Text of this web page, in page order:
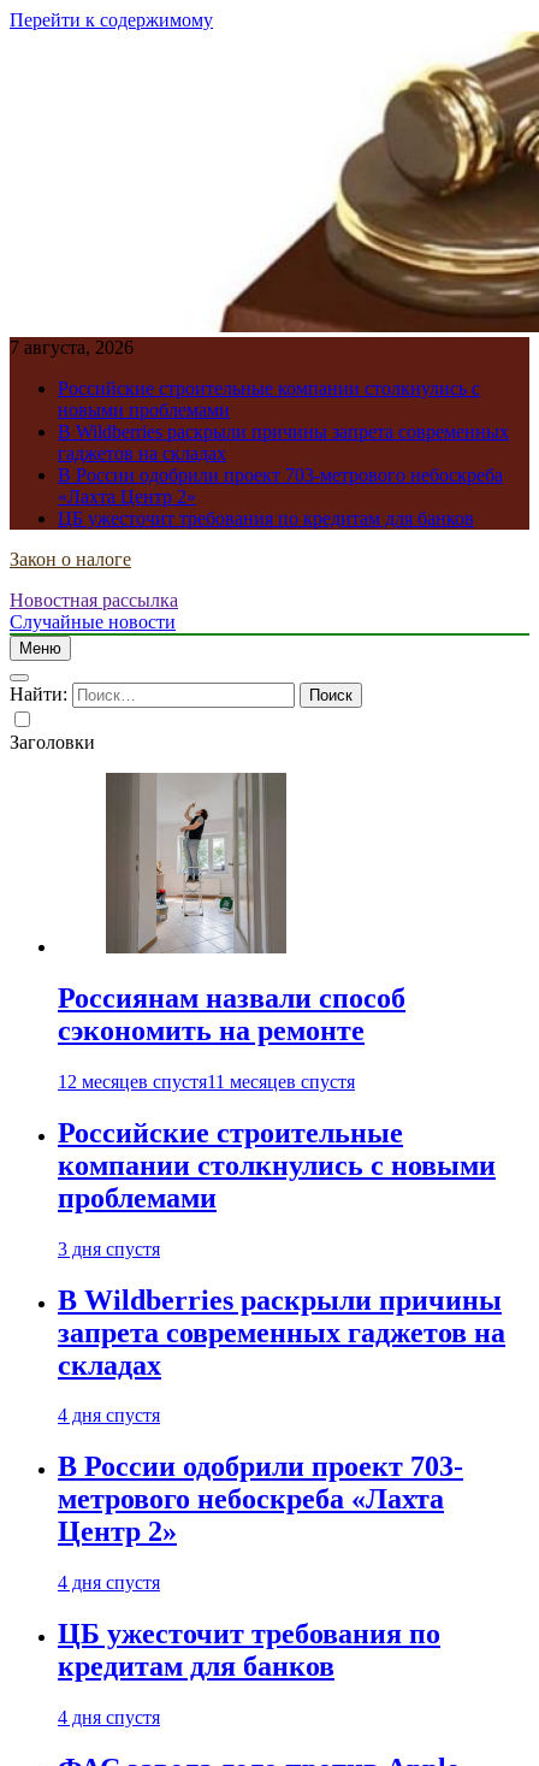
Перейти к содержимому
7 августа, 2026
Российские строительные компании столкнулись с
новыми проблемами
В Wildberries раскрыли причины запрета современных
гаджетов на складах
В России одобрили проект 703-метрового небоскреба
«Лахта Центр 2»
ЦБ ужесточит требования по кредитам для банков
Закон о налоге
Новостная рассылка
Случайные новости
Меню
Найти:
Заголовки
Россиянам назвали способ
сэкономить на ремонте
12 месяцев спустя11 месяцев спустя
Российские строительные
компании столкнулись с новыми
проблемами
3 дня спустя
В Wildberries раскрыли причины
запрета современных гаджетов на
складах
4 дня спустя
В России одобрили проект 703-
метрового небоскреба «Лахта
Центр 2»
4 дня спустя
ЦБ ужесточит требования по
кредитам для банков
4 дня спустя